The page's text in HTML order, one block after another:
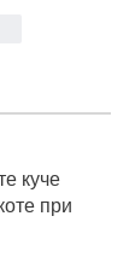
куче
при